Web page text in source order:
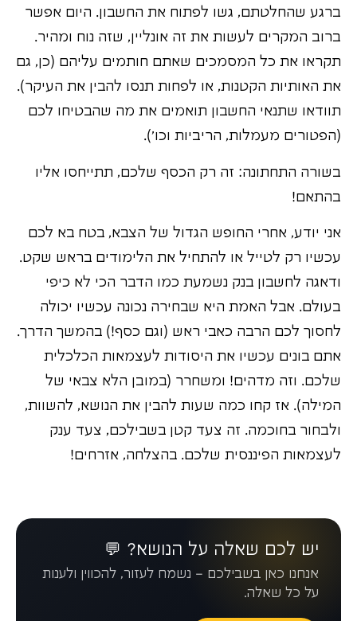
ברגע שהחלטתם, גשו לפתוח את החשבון. היום אפשר
ברוב המקרים לעשות את זה אונליין, שזה נוח ומהיר.
תקראו את כל המסמכים שאתם חותמים עליהם (כן, גם
את האותיות הקטנות, או לפחות תנסו להבין את העיקר).
תוודאו שתנאי החשבון תואמים את מה שהבטיחו לכם
(הפטורים מעמלות, הריביות וכו').
בשורה התחתונה: זה רק הכסף שלכם, תתייחסו אליו
בהתאם!
אני יודע, אחרי החופש הגדול של הצבא, בטח בא לכם
עכשיו רק לטייל או להתחיל את הלימודים בראש שקט.
ודאגה לחשבון בנק נשמעת כמו הדבר הכי לא כיפי
בעולם. אבל האמת היא שבחירה נכונה עכשיו יכולה
לחסוך לכם הרבה כאבי ראש (וגם כסף!) בהמשך הדרך.
אתם בונים עכשיו את היסודות לעצמאות הכלכלית
שלכם. וזה מדהים! ומשחרר (במובן הלא צבאי של
המילה). אז קחו כמה שעות להבין את הנושא, להשוות,
ולבחור בחוכמה. זה צעד קטן בשבילכם, צעד ענק
לעצמאות הפיננסית שלכם. בהצלחה, אזרחים!
יש לכם שאלה על הנושא? 💬
אנחנו כאן בשבילכם – נשמח לעזור, להכווין ולענות
על כל שאלה.